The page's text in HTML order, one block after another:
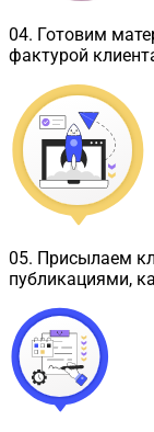
04. Готовим
фактурой
05. Присылаем
публикациями,